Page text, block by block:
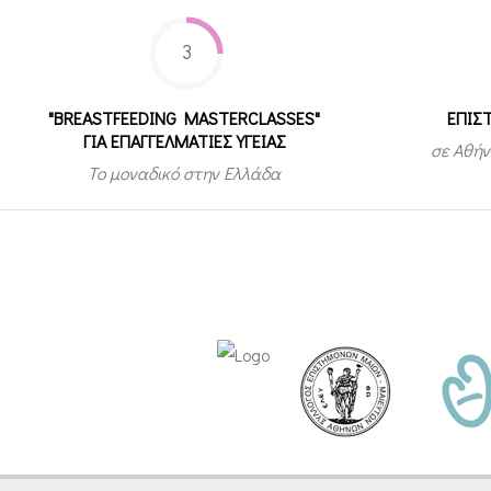
3
"BREASTFEEDING MASTERCLASSES"
ΓΙΑ ΕΠΑΓΓΕΛΜΑΤΙΕΣ ΥΓΕΙΑΣ
Το μοναδικό στην Ελλάδα
σε